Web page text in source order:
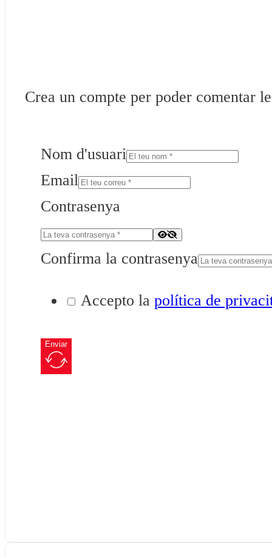
Crea un compte per poder comentar
Nom d'usuari
Email
Contrasenya
Confirma la contrasenya
Accepto la política de
Enviar